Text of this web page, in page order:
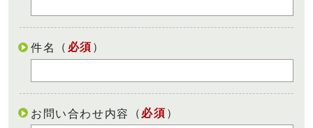
件名 （ 必須 ）
お問い合わせ内容 （ 必須 ）